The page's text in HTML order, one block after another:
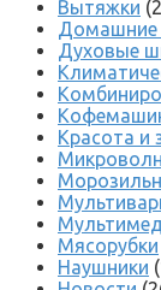
Вытяжки
Домашние
Духовые
Красота и
Мясорубки
Наушники